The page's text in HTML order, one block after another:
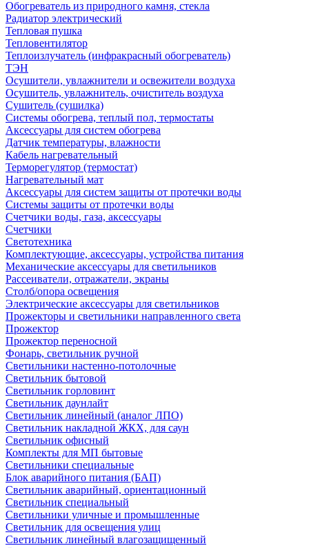
Обогреватель из природного камня, стекла
Радиатор электрический
Тепловая пушка
Тепловентилятор
Теплоизлучатель (инфракрасный обогреватель)
ТЭН
Осушители, увлажнители и освежители воздуха
Осушитель, увлажнитель, очиститель воздуха
Сушитель (сушилка)
Системы обогрева, теплый пол, термостаты
Аксессуары для систем обогрева
Датчик температуры, влажности
Кабель нагревательный
Терморегулятор (термостат)
Нагревательный мат
Аксессуары для систем защиты от протечки воды
Системы защиты от протечки воды
Счетчики воды, газа, аксессуары
Счетчики
Светотехника
Комплектующие, аксессуары, устройства питания
Механические аксессуары для светильников
Рассеиватели, отражатели, экраны
Столб/опора освещения
Электрические аксессуары для светильников
Прожекторы и светильники направленного света
Прожектор
Прожектор переносной
Фонарь, светильник ручной
Светильники настенно-потолочные
Светильник бытовой
Светильник горловинт
Светильник даунлайт
Светильник линейный (аналог ЛПО)
Светильник накладной ЖКХ, для саун
Светильник офисный
Комплекты для МП бытовые
Светильники специальные
Блок аварийного питания (БАП)
Светильник аварийный, ориентационный
Светильник специальный
Светильники уличные и промышленные
Светильник для освещения улиц
Светильник линейный влагозащищенный